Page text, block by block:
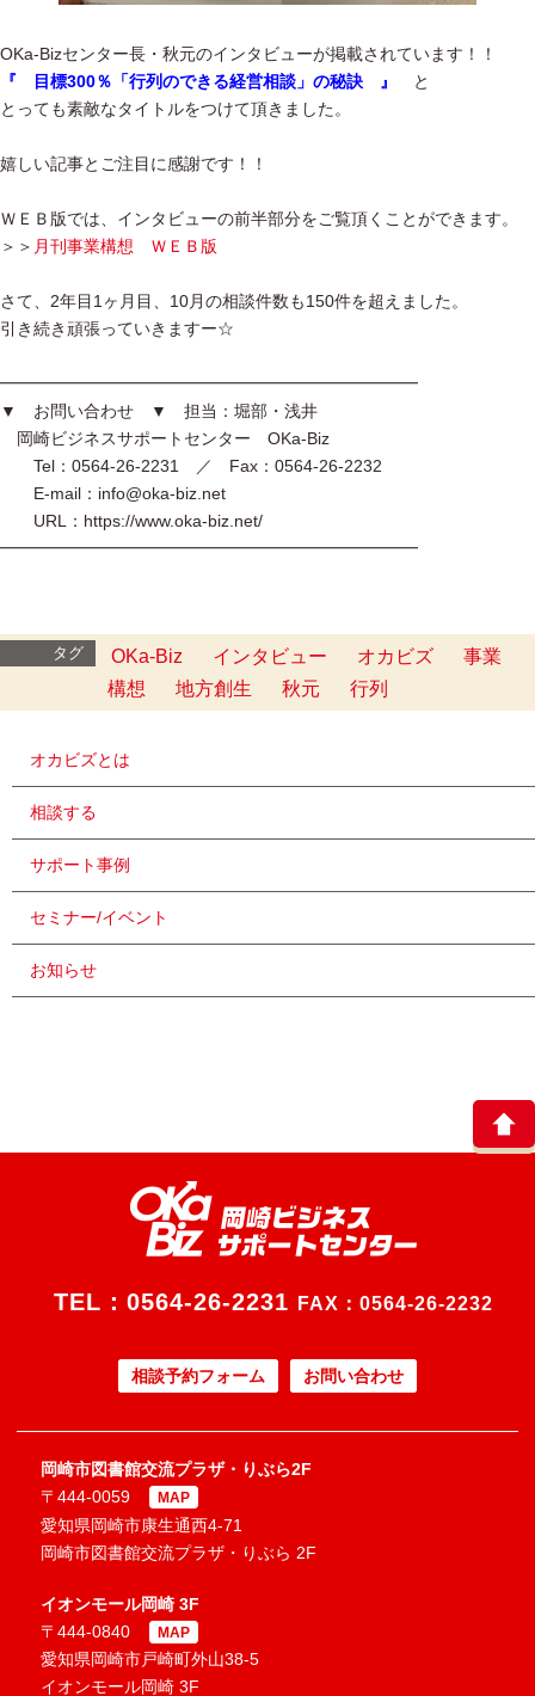
OKa-Bizセンター長・秋元のインタビューが掲載されています！！
『 目標300％「行列のできる経営相談」の秘訣 』
と
とっても素敵なタイトルをつけて頂きました。
嬉しい記事とご注目に感謝です！！
ＷＥＢ版では、インタビューの前半部分をご覧頂くことができます。
＞＞ 月刊事業構想 ＷＥＢ版
さて、2年目1ヶ月目、10月の相談件数も150件を超えました。
引き続き頑張っていきますー☆
━━━━━━━━━━━━━━━━━━━━━━━━━
▼ お問い合わせ ▼ 担当：堀部・浅井
岡崎ビジネスサポートセンター OKa-Biz
Tel：0564-26-2231 ／ Fax：0564-26-2232
E-mail：info@oka-biz.net
URL：https://www.oka-biz.net/
━━━━━━━━━━━━━━━━━━━━━━━━━
タグ OKa-Biz インタビュー オカビズ
事業
構想
地方創生 秋元 行列
オカビズとは
相談する
サポート事例
セミナー/イベント
お知らせ
TEL： 0564-26-2231 FAX：0564-26-2232
相談予約フォーム お問い合わせ
岡崎市図書館交流プラザ・りぶら2F
〒444-0059
MAP
愛知県岡崎市康生通西4-71
岡崎市図書館交流プラザ・りぶら 2F
イオンモール岡崎 3F
〒444-0840
MAP
愛知県岡崎市戸崎町外山38-5
イオンモール岡崎 3F